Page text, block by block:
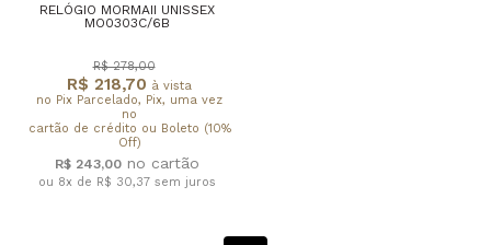
RELÓGIO MORMAII UNISSEX
MO0303C/6B
R$ 218,70 à vista
no Pix Parcelado, Pix, uma vez
no
cartão de crédito ou Boleto (10%
Off)
R$ 278,00
R$ 243,00
ou 8x de R$ 30,37 sem juros